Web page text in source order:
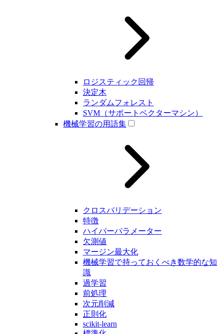
ロジスティック回帰
決定木
ランダムフォレスト
SVM（サポートベクターマシン）
機械学習の用語集
クロスバリデーション
特徴
ハイパーパラメーター
欠測値
マージン最大化
機械学習で持っておくべき数学的な知
識
過学習
前処理
次元削減
正則化
scikit-learn